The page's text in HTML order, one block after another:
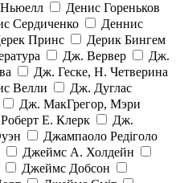
Ньюелл
Денис Гореньков
Сердиченко
Деннис
Принс
Дерик Бингем
Дж. Вервер
Дж.
Дж. Геске, Н. Четверина
Велли
Дж. Дуглас
Дж. МакГрегор, Мэри
Е. Клерк
Дж.
Джампаоло Редіголо
Джеймс А. Холдейн
Джеймс Добсон